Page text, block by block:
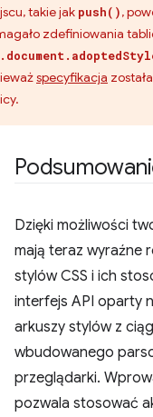
takie jak push(),
zdefiniowania
specyfikacja
Dzięki możliwości
mają teraz wyraźne
stylów CSS i ich
interfejs API oparty
arkuszy stylów z
wbudowanego
przeglądarki.
pozwala stosować